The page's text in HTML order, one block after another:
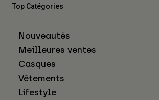
Top Catégories
Nouveautés
Meilleures ventes
Casques
Vêtements
Lifestyle